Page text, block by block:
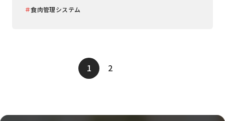
＃食肉管理システム
1 2